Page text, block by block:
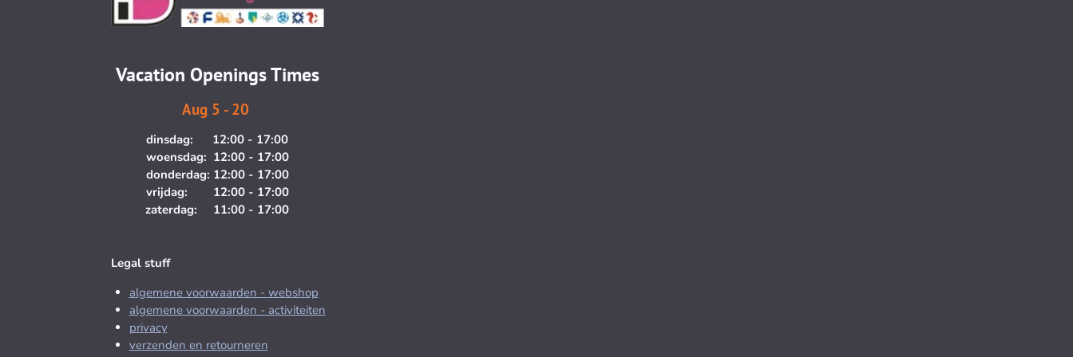
t
a
r
m
e
b
o
Vacation Openings Times
Aug 5 - 20
dinsdag: 12:00 - 17:00
woensdag: 12:00 - 17:00
donderdag: 12:00 - 17:00
vrijdag: 12:00 - 17:00
zaterdag: 11:00 - 17:00
Legal stuff
algemene voorwaarden - webshop
algemene voorwaarden - activiteiten
privacy
verzenden en retourneren